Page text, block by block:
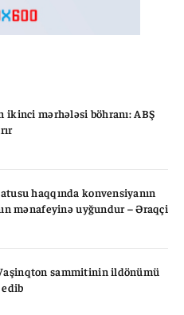
ikinci mərhələsi böhranı: ABŞ
haqqında konvensiyanın
mənafeyinə uyğundur – Əraqçi
sammitinin ildönümü
edib